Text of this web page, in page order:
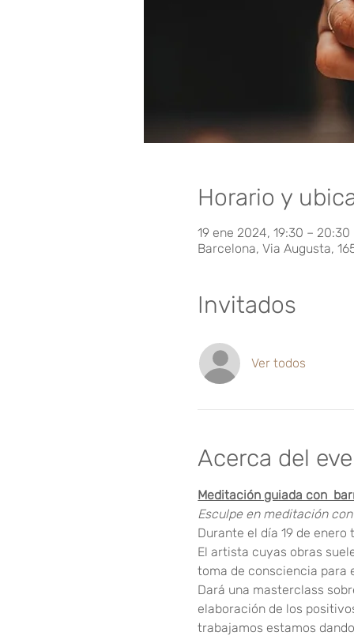
Horario y
19 ene 2024, 19:30 – 20:30
Barcelona, Via Augusta,
Invitados
Ver todos
Acerca del
Meditación guiada con
Esculpe en meditación
Durante el día 19 de
El artista cuyas obras
toma de consciencia para
Dará una masterclass
elaboración de los
trabajamos estamos